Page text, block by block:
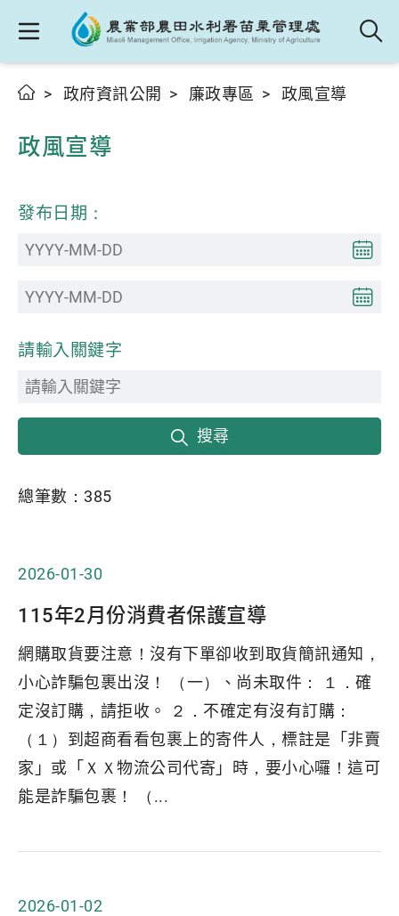
政府資訊公開 廉政專區 政風宣導
政風宣導
發布日期：
請輸入關鍵字
搜尋
總筆數： 385
2026-01-30
115年2月份消費者保護宣導
網購取貨要注意！沒有下單卻收到取貨簡訊通知，
小心詐騙包裹出沒！ （一）、尚未取件： １．確
定沒訂購，請拒收。 ２．不確定有沒有訂購：
（１）到超商看看包裹上的寄件人，標註是「非賣
家」或「ＸＸ物流公司代寄」時，要小心囉！這可
能是詐騙包裹！ （...
2026-01-02